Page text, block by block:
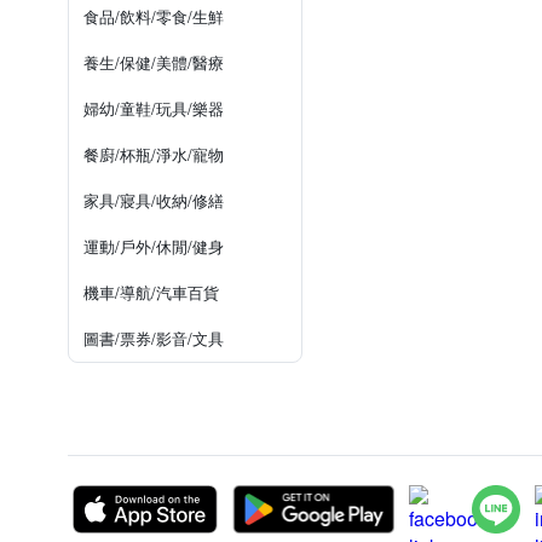
食品/飲料/零食/生鮮
養生/保健/美體/醫療
婦幼/童鞋/玩具/樂器
餐廚/杯瓶/淨水/寵物
家具/寢具/收納/修繕
運動/戶外/休閒/健身
機車/導航/汽車百貨
圖書/票券/影音/文具